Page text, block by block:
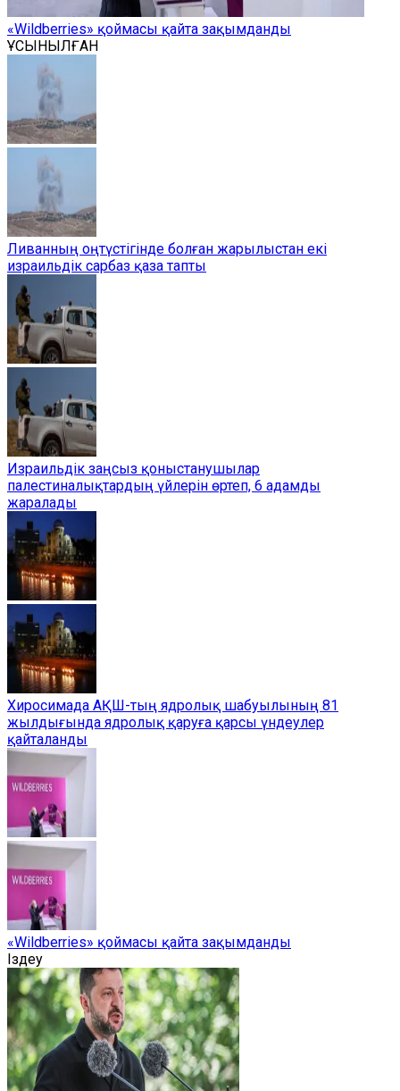
«Wildberries» қоймасы қайта зақымданды
ҰСЫНЫЛҒАН
Ливанның оңтүстігінде болған жарылыстан екі
израильдік сарбаз қаза тапты
Израильдік заңсыз қоныстанушылар
палестиналықтардың үйлерін өртеп, 6 адамды
жаралады
Хиросимада АҚШ-тың ядролық шабуылының 81
жылдығында ядролық қаруға қарсы үндеулер
қайталанды
«Wildberries» қоймасы қайта зақымданды
Іздеу